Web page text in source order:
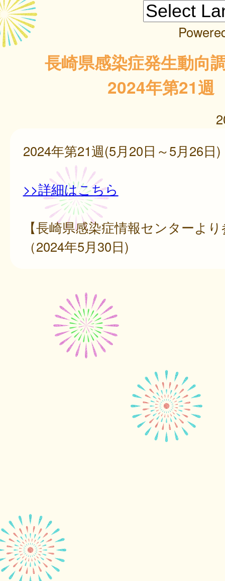
長崎県感染症発生動向
2024年第21週
2024年第21週(5月20日～5月26日)
>>詳細はこちら
【長崎県感染症情報センターよ
（2024年5月30日)